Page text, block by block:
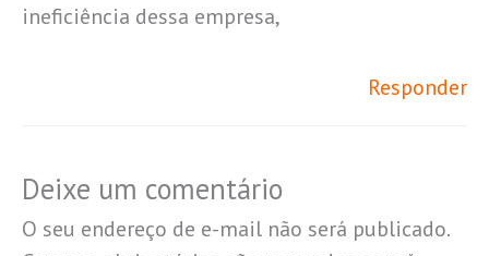
ineficiência dessa empresa,
Responder
Deixe um comentário
O seu endereço de e-mail não será publicado.